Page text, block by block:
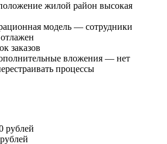
жилой район высокая
модель — сотрудники
заказов
вложения — нет
процессы
рублей